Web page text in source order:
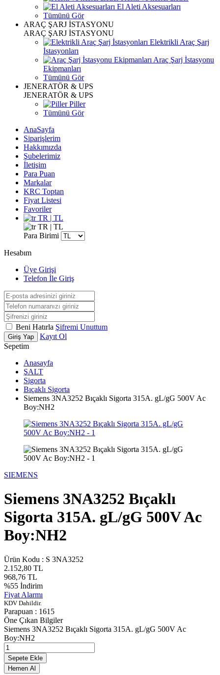
El Aleti Aksesuarları
Tümünü Gör
ARAÇ ŞARJ İSTASYONU
ARAÇ ŞARJ İSTASYONU
Elektrikli Araç Şarj
İstasyonları
Araç Şarj İstasyonu
Ekipmanları
Tümünü Gör
JENERATÖR & UPS
JENERATÖR & UPS
Piller
Tümünü Gör
AnaSayfa
Siparişlerim
Hakkımızda
Şubelerimiz
İletişim
Para Puan
Markalar
KRC Toptan
Fiyat Listesi
Favoriler
TR | TL
TR | TL
Para Birimi
Hesabım
Üye Girişi
Telefon İle Giriş
Beni Hatırla Şifremi Unuttum
Giriş Yap
Kayıt Ol
Sepetim
Anasayfa
ŞALT
Sigorta
Bıçaklı Sigorta
Siemens 3NA3252 Bıçaklı Sigorta 315A. gL/gG 500V Ac
Boy:NH2
SIEMENS
Siemens 3NA3252 Bıçaklı
Sigorta 315A. gL/gG 500V Ac
Boy:NH2
Ürün Kodu : S 3NA3252
2.152,80 TL
968,76 TL
%55 İndirim
Fiyat Alarmı
KDV Dahildir.
Parapuan : 1615
Öne Çıkan Bilgiler
Siemens 3NA3252 Bıçaklı Sigorta 315A. gL/gG 500V Ac
Boy:NH2
Sepete Ekle
Hemen Al